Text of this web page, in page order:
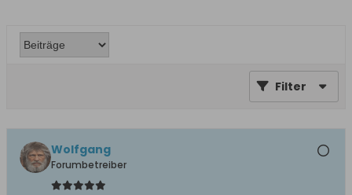
Filter
Wolfgang
Forumbetreiber